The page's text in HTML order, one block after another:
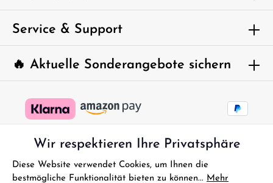
abgebildeten Zeichen ein*
🔥 Aktuelle Sonderangebote sichern
Service & Support
Wir respektieren Ihre Privatsphäre
Diese Website verwendet Cookies, um Ihnen die
bestmögliche Funktionalität bieten zu können... Mehr